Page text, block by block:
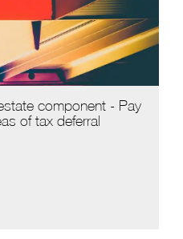
component - Pay
of tax deferral